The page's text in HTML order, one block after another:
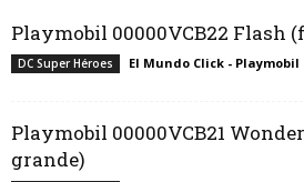
Playmobil 00000VCB22 Flash
DC Super Héroes El Mundo Click - Playmobil
Playmobil 00000VCB21
grande)